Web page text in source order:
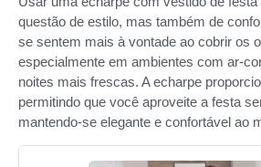
questão de estilo, mas também de
se sentem mais à vontade ao cobrir os
especialmente em ambientes com ar-
noites mais frescas. A echarpe
permitindo que você aproveite a festa
mantendo-se elegante e confortável ao